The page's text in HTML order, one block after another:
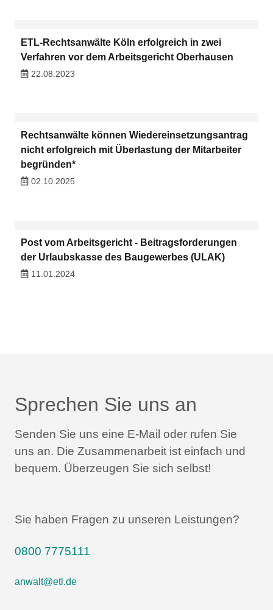
ETL-Rechtsanwälte Köln erfolgreich in zwei
Verfahren vor dem Arbeitsgericht Oberhausen
22.08.2023
Rechtsanwälte können Wiedereinsetzungsantrag
nicht erfolgreich mit Überlastung der Mitarbeiter
begründen*
02.10.2025
Post vom Arbeitsgericht - Beitragsforderungen
der Urlaubskasse des Baugewerbes (ULAK)
11.01.2024
Sprechen Sie uns an
Senden Sie uns eine E-Mail oder rufen Sie
uns an. Die Zusammenarbeit ist einfach und
bequem. Überzeugen Sie sich selbst!
Sie haben Fragen zu unseren Leistungen?
0800 7775111
anwalt@etl.de